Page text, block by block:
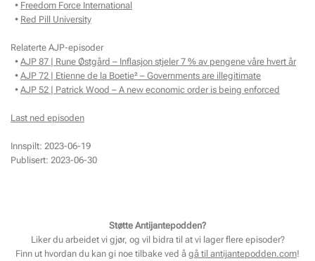
• Freedom Force International
• Red Pill University
Relaterte AJP-episoder
• AJP 87 | Rune Østgård – Inflasjon stjeler 7 % av pengene våre hvert år
• AJP 72 | Etienne de la Boetie² – Governments are illegitimate
• AJP 52 | Patrick Wood – A new economic order is being enforced
Last ned episoden
Innspilt: 2023-06-19
Publisert: 2023-06-30
Støtte Antijantepodden?
Liker du arbeidet vi gjør, og vil bidra til at vi lager flere episoder?
Finn ut hvordan du kan gi noe tilbake ved å gå til antijantepodden.com!